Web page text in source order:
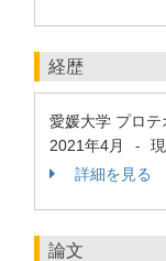
経歴
愛媛大学 プロ
2021年4月
-
詳細を見る
論文